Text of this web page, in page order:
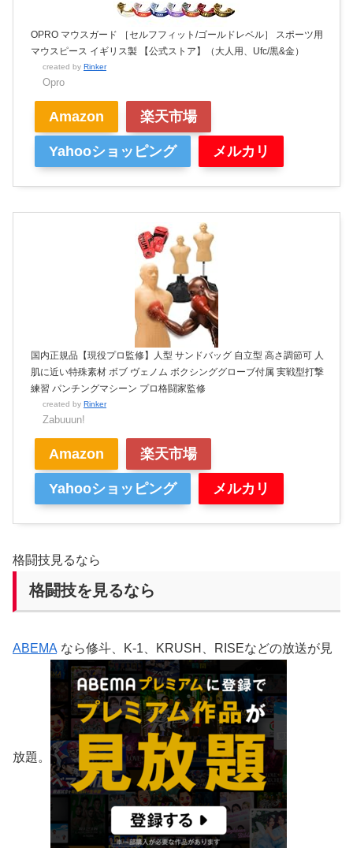
OPRO マウスガード ［セルフフィット/ゴールドレベル］ スポーツ用
マウスピース イギリス製 【公式ストア】（大人用、Ufc/黒&金）
created by Rinker
Opro
Amazon 楽天市場
Yahooショッピング メルカリ
国内正規品【現役プロ監修】人型 サンドバッグ 自立型 高さ調節可 人
肌に近い特殊素材 ボブ ヴェノム ボクシンググローブ付属 実戦型打撃
練習 パンチングマシーン プロ格闘家監修
created by Rinker
Zabuuun!
Amazon 楽天市場
Yahooショッピング メルカリ
格闘技見るなら
格闘技を見るなら
ABEMA なら修斗、K-1、KRUSH、RISEなどの放送が見
放題。